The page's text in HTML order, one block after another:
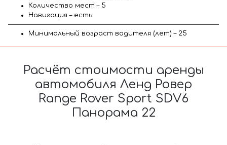
Количество мест – 5
Навигация – есть
Минимальный возраст водителя (лет) – 25
Расчёт стоимости аренды
автомобиля Ленд Ровер
Range Rover Sport SDV6
Панорама 22